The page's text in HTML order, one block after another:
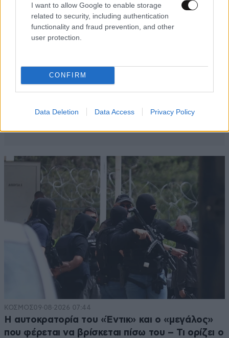
I want to allow Google to enable storage
related to security, including authentication
functionality and fraud prevention, and other
user protection.
CONFIRM
Data Deletion Data Access Privacy Policy
ΚΟΣΜΟΣ09·08·2026 07:44
Η αυτοκρατορία του «Έντικ» και ο «μεγάλος»
που φέρεται να βρίσκεται πίσω του – Τι ορίζει ο